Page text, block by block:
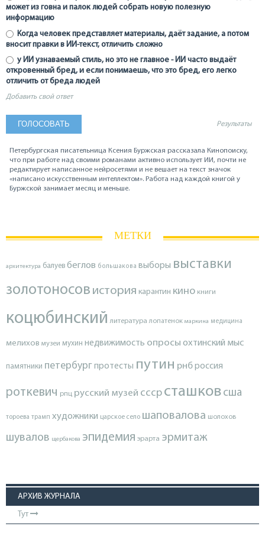
может из говна и палок людей собрать новую полезную
информацию
Когда человек представляет материалы, даёт задание, а потом
вносит правки в ИИ-текст, отличить сложно
у ИИ узнаваемый стиль, но это не главное - ИИ часто выдаёт
откровенный бред, и если понимаешь, что это бред, его легко
отличить от бреда людей
Добавить свой ответ
Результаты
Петербургская писательница Ксения Буржская рассказала Кинопоиску,
что при работе над своими романами активно использует ИИ, почти не
редактирует написанное нейросетями и не вешает на текст значок
«написано искусственным интеллектом». Работа над каждой книгой у
Буржской занимает месяц и меньше.
МЕТКИ
архитектура балуев беглов большакова выборы выставки
золотоносов история карантин кино книги
коцюбинский литература лопатенок маркина медицина
мелихов музеи мухин недвижимость опросы охтинский мыс
памятники петербургпротесты путин рнброссия
роткевич рпц русский музей ссср сташков сша
тороева трамп художники царское село шаповалова шолохов
шувалов щербакова эпидемия эрарта эрмитаж
АРХИВ ЖУРНАЛА
Тут